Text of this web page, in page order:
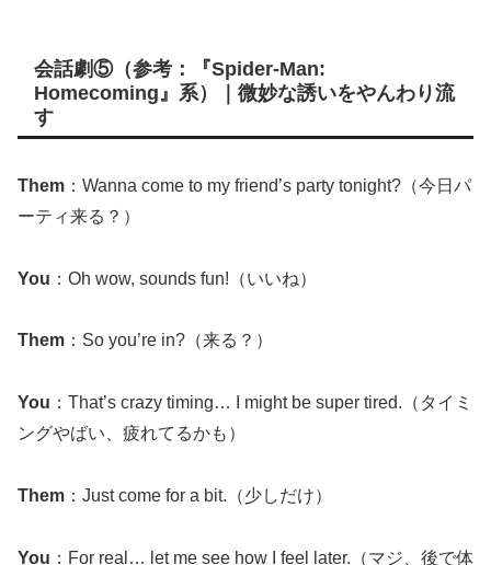
会話劇⑤（参考：『Spider-Man:
Homecoming』系）｜微妙な誘いをやんわり流
す
Them ：Wanna come to my friend’s party tonight?（今日パ
ーティ来る？）
You ：Oh wow, sounds fun!（いいね）
Them ：So you’re in?（来る？）
You ：That’s crazy timing… I might be super tired.（タイミ
ングやばい、疲れてるかも）
Them ：Just come for a bit.（少しだけ）
You ：For real… let me see how I feel later.（マジ、後で体